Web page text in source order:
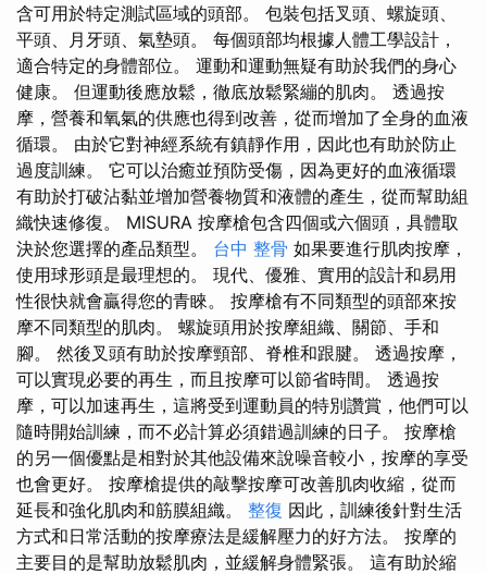
含可用於特定測試區域的頭部。 包裝包括叉頭、螺旋頭、
平頭、月牙頭、氣墊頭。 每個頭部均根據人體工學設計，
適合特定的身體部位。 運動和運動無疑有助於我們的身心
健康。 但運動後應放鬆，徹底放鬆緊繃的肌肉。 透過按
摩，營養和氧氣的供應也得到改善，從而增加了全身的血液
循環。 由於它對神經系統有鎮靜作用，因此也有助於防止
過度訓練。 它可以治癒並預防受傷，因為更好的血液循環
有助於打破沾黏並增加營養物質和液體的產生，從而幫助組
織快速修復。 MISURA 按摩槍包含四個或六個頭，具體取
決於您選擇的產品類型。 台中 整骨 如果要進行肌肉按摩，
使用球形頭是最理想的。 現代、優雅、實用的設計和易​​用
性很快就會贏得您的青睞。 按摩槍有不同類型的頭部來按
摩不同類型的肌肉。 螺旋頭用於按摩組織、關節、手和
腳。 然後叉頭有助於按摩頸部、脊椎和跟腱。 透過按摩，
可以實現必要的再生，而且按摩可以節省時間。 透過按
摩，可以加速再生，這將受到運動員的特別讚賞，他們可以
隨時開始訓練，而不必計算必須錯過訓練的日子。 按摩槍
的另一個優點是相對於其他設備來說噪音較小，按摩的享受
也會更好。 按摩槍提供的敲擊按摩可改善肌肉收縮，從而
延長和強化肌肉和筋膜組織。 整復 因此，訓練後針對生活
方式和日常活動的按摩療法是緩解壓力的好方法。 按摩的
主要目的是幫助放鬆肌肉，並緩解身體緊張。 這有助於縮